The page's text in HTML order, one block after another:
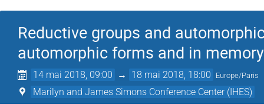
Reductive groups and
automorphic forms and in
14 mai 2018, 09:00 → 18 mai 2018, 18:00 Europe/Paris
Marilyn and James Simons Conference Center (IHES)